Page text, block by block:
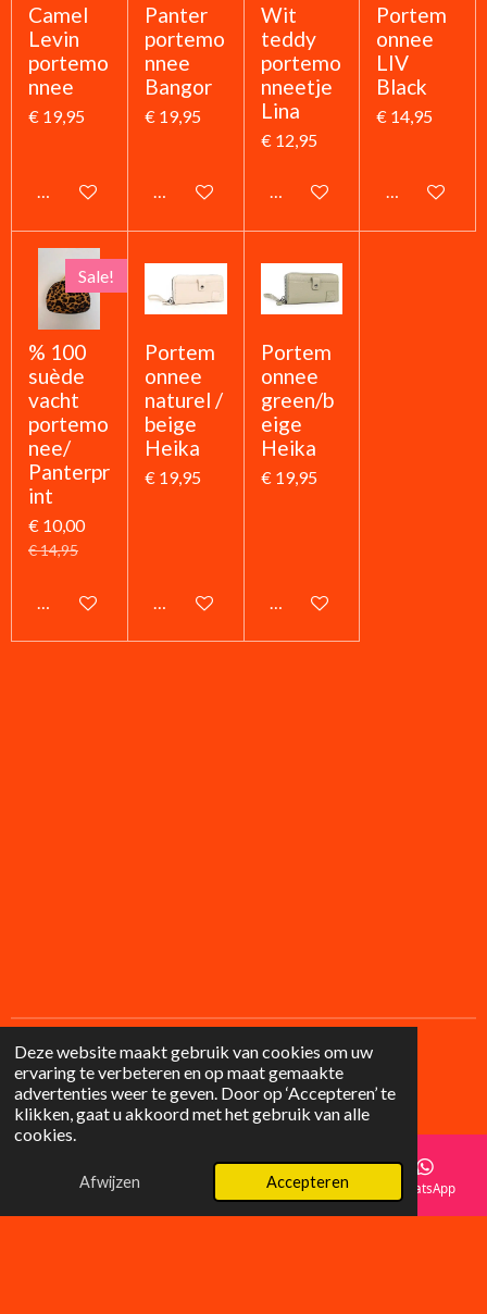
Deze website maakt gebruik van cookies om uw
ervaring te verbeteren en op maat gemaakte
advertenties weer te geven. Door op ‘Accepteren’ te
klikken, gaat u akkoord met het gebruik van alle
cookies.
Afwijzen Accepteren
Camel
Levin
portemo
nnee
€ 19,95
In winkelwagen
Panter
portemo
nnee
Bangor
€ 19,95
In winkelwagen
Wit
teddy
portemo
nneetje
Lina
€ 12,95
In winkelwagen
Portem
onnee
LIV
Black
€ 14,95
In
Sale!
% 100
suède
vacht
portemo
nee/
Panterpr
int
€ 10,00
€ 14,95
In winkelwagen
Portem
onnee
naturel /
beige
Heika
€ 19,95
In winkelwagen
Portem
onnee
green/b
eige
Heika
€ 19,95
In winkelwagen
F
a
c
e
k
I
n
s
g
a
© 2025 Lilysgifts
E-mailadres Instagram WhatsApp